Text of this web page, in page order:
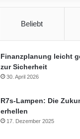
Beliebt
Finanzplanung leicht
zur Sicherheit
30. April 2026
R7s-Lampen: Die
erhellen
17. Dezember 2025